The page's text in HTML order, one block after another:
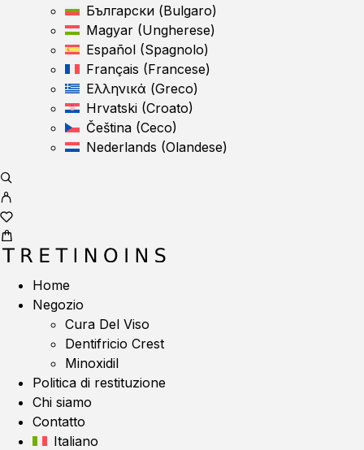
Български (Bulgaro)
Magyar (Ungherese)
Español (Spagnolo)
Français (Francese)
Ελληνικά (Greco)
Hrvatski (Croato)
Čeština (Ceco)
Nederlands (Olandese)
Home
Negozio
Cura Del Viso
Dentifricio Crest
Minoxidil
Politica di restituzione
Chi siamo
Contatto
Italiano